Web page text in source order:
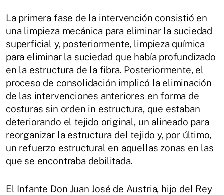
La primera fase de la intervención consistió en
una limpieza mecánica para eliminar la suciedad
superficial y, posteriormente, limpieza química
para eliminar la suciedad que había profundizado
en la estructura de la fibra. Posteriormente, el
proceso de consolidación implicó la eliminación
de las intervenciones anteriores en forma de
costuras sin orden in estructura, que estaban
deteriorando el tejido original, un alineado para
reorganizar la estructura del tejido y, por último,
un refuerzo estructural en aquellas zonas en las
que se encontraba debilitada.
El Infante Don Juan José de Austria, hijo del Rey